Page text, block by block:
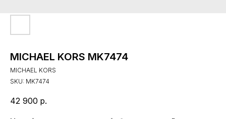
MICHAEL KORS MK7474
MICHAEL KORS
SKU: MK7474
42 900 р.